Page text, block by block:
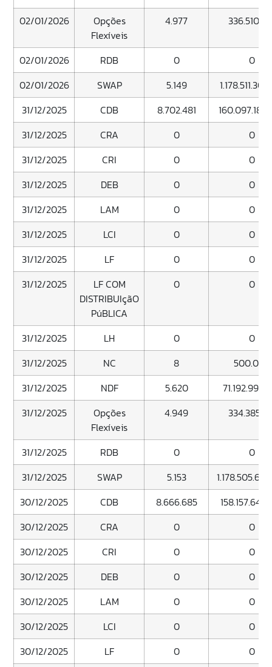
02/01/2026
Opções
Flexíveis
4.977
02/01/2026 RDB 0
0
02/01/2026
SWAP 5.149
31/12/2025
CDB 8.702.481
31/12/2025
CRA 0
0
31/12/2025
CRI 0
0
31/12/2025
DEB 0
0
31/12/2025
LAM 0
0
31/12/2025
LCI 0
0
31/12/2025
LF 0
0
31/12/2025
LF COM
DISTRIBUIçãO
PúBLICA
0 0
31/12/2025 LH 0
0
31/12/2025
NC 8
500.000
31/12/2025
NDF 5.620
31/12/2025
Opções
Flexíveis
4.949
31/12/2025 RDB 0
0
31/12/2025
SWAP 5.153
30/12/2025
CDB 8.666.685
30/12/2025
CRA 0
0
30/12/2025
CRI 0
0
30/12/2025
DEB 0
0
30/12/2025
LAM 0
0
30/12/2025
LCI 0
0
30/12/2025
LF 0
0